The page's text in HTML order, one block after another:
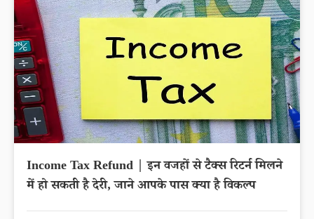
Income Tax Refund | इन वजहों से टैक्स रिटर्न मिलने
में हो सकती है देरी, जाने आपके पास क्या है विकल्प